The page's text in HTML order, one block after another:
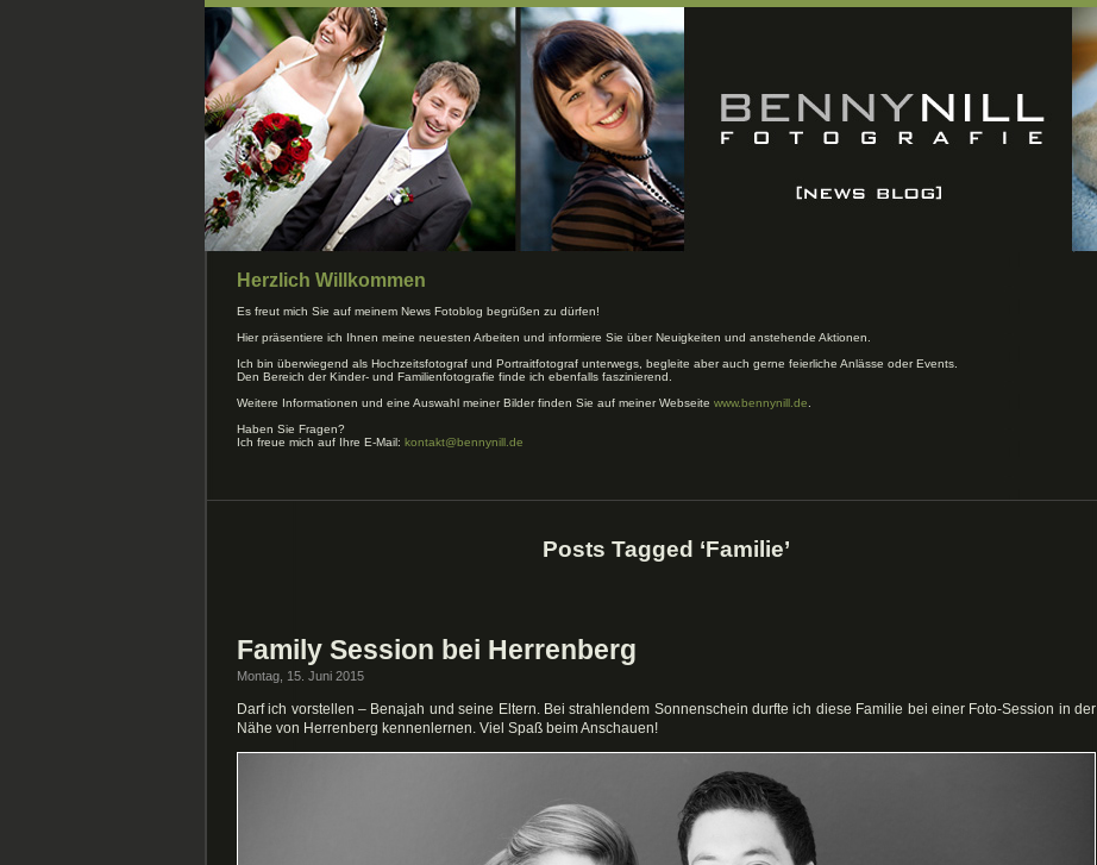
Herzlich Willkommen
Es freut mich Sie auf meinem News Fotoblog begrüßen zu dürfen!
Hier präsentiere ich Ihnen meine neuesten Arbeiten und informiere Sie über Neuigkeiten und anstehende Aktionen.
Ich bin überwiegend als Hochzeitsfotograf und Portraitfotograf unterwegs, begleite aber auch gerne feierliche Anlässe oder Events.
Den Bereich der Kinder- und Familienfotografie finde ich ebenfalls faszinierend.
Weitere Informationen und eine Auswahl meiner Bilder finden Sie auf meiner Webseite www.bennynill.de
Haben Sie Fragen?
Ich freue mich auf Ihre E-Mail: kontakt@bennynill.de
Posts Tagged ‘Familie’
Family Session bei Herrenberg
Montag, 15. Juni 2015
Darf ich vorstellen – Benajah und seine Eltern. Bei strahlendem Sonnenschein durfte ich diese Familie bei einer Foto-Session in der
Nähe von Herrenberg kennenlernen. Viel Spaß beim Anschauen!